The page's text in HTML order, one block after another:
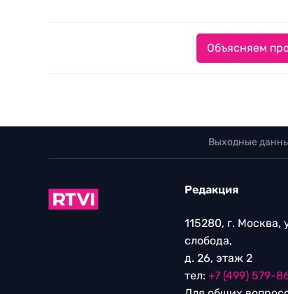
Объясняем
Выходные
Редакция
115280, г. Москва,
слобода,
д. 26, этаж 2
тел: +7 (499) 579-